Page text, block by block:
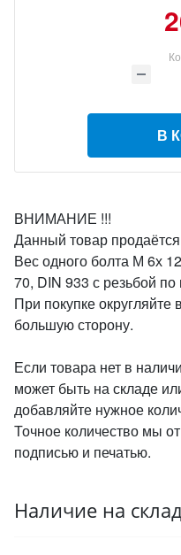
В
ВНИМАНИЕ !!!
Данный товар
Вес одного болта М 6х
70, DIN 933 с резьбой
При покупке
большую сторону.
Если товара нет в
может быть на складе
добавляйте нужное
Точное количество мы
подписью и печатью.
Наличие на